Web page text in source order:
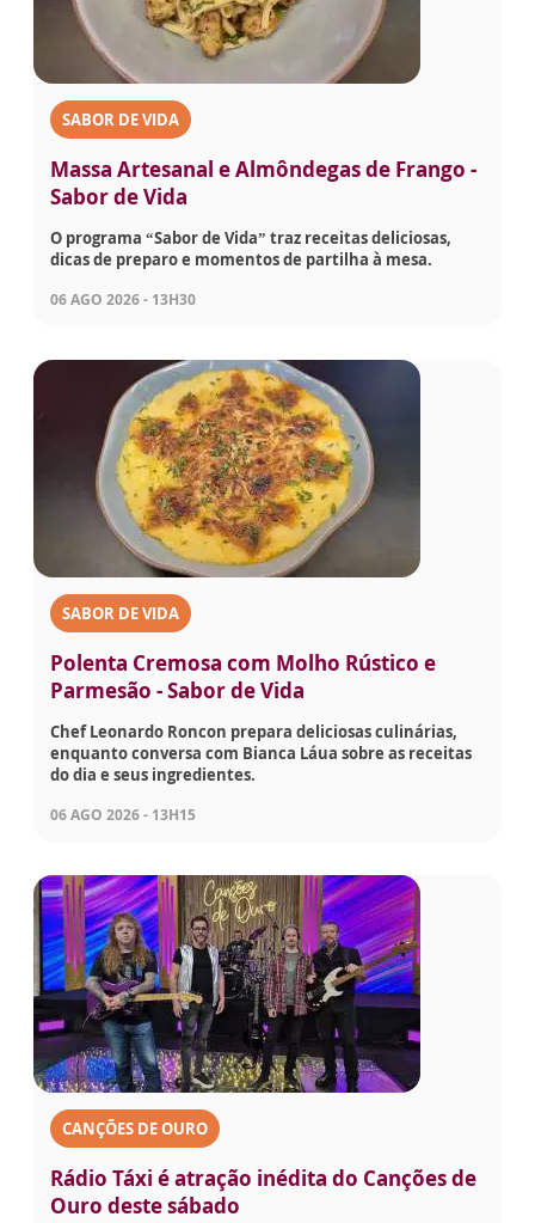
SABOR DE VIDA
Massa Artesanal e Almôndegas de Frango -
Sabor de Vida
O programa “Sabor de Vida” traz receitas deliciosas,
dicas de preparo e momentos de partilha à mesa.
06 AGO 2026 - 13H30
SABOR DE VIDA
Polenta Cremosa com Molho Rústico e
Parmesão - Sabor de Vida
Chef Leonardo Roncon prepara deliciosas culinárias,
enquanto conversa com Bianca Láua sobre as receitas
do dia e seus ingredientes.
06 AGO 2026 - 13H15
CANÇÕES DE OURO
Rádio Táxi é atração inédita do Canções de
Ouro deste sábado